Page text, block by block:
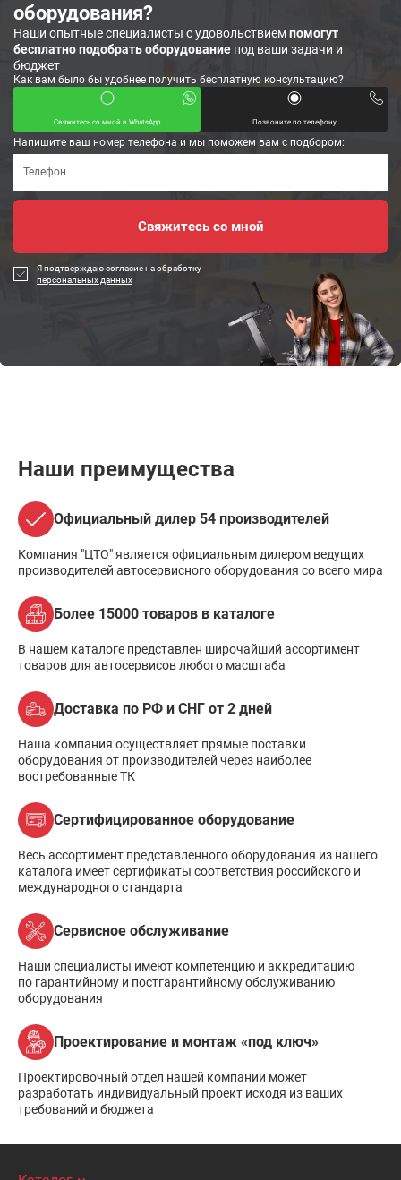
оборудования?
Наши опытные специалисты с удовольствиемпомогут
бесплатно подобрать оборудование под ваши задачи и
бюджет
Как вам было бы удобнее получить бесплатную консультацию?
Свяжитесь со мной в WhatsApp Позвоните по телефону
Напишите ваш номер телефона и мы поможем вам с подбором:
Я подтверждаю согласие на обработку
персональных данных
Наши преимущества
Официальный дилер 54 производителей
Компания "ЦТО" является официальным дилером ведущих
производителей автосервисного оборудования со всего мира
Более 15000 товаров в каталоге
В нашем каталоге представлен широчайший ассортимент
товаров для автосервисов любого масштаба
Доставка по РФ и СНГ от 2 дней
Наша компания осуществляет прямые поставки
оборудования от производителей через наиболее
востребованные ТК
Сертифицированное оборудование
Весь ассортимент представленного оборудования из нашего
каталога имеет сертификаты соответствия российского и
международного стандарта
Сервисное обслуживание
Наши специалисты имеют компетенцию и аккредитацию
по гарантийному и постгарантийному обслуживанию
оборудования
Проектирование и монтаж «под ключ»
Проектировочный отдел нашей компании может
разработать индивидуальный проект исходя из ваших
требований и бюджета